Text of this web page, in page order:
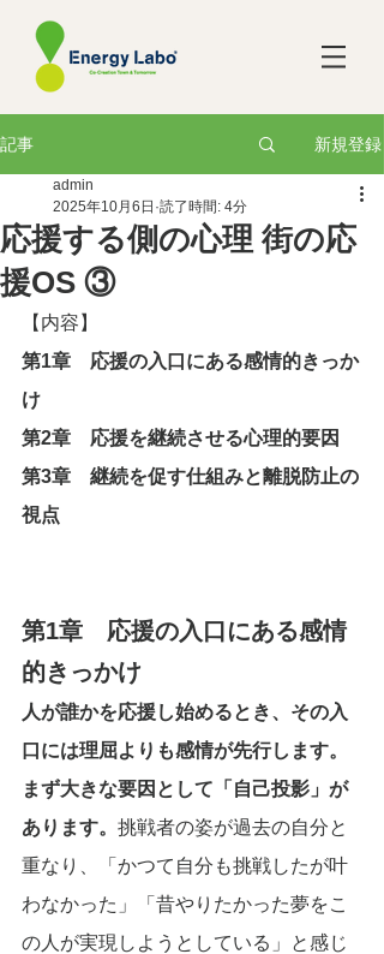
記事 新規登録
応援する側の心理 街の応
援OS ③
admin
2025年10月6日 読了時間: 4分
【内容】
第1章　応援の入口にある感情的きっか
け
第2章　応援を継続させる心理的要因
第3章　継続を促す仕組みと離脱防止の
視点
第1章　応援の入口にある感情
的きっかけ
人が誰かを応援し始めるとき、その入
口には理屈よりも感情が先行します。
まず大きな要因として「自己投影」が
あります。 挑戦者の姿が過去の自分と
重なり、「かつて自分も挑戦したが叶
わなかった」「昔やりたかった夢をこ
の人が実現しようとしている」と感じ